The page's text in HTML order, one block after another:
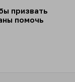
призвать
помочь
расходы, -
Белого дома